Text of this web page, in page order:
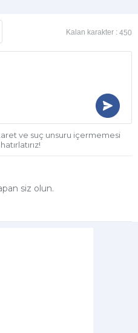
Kalan karakter : 450
ve suç unsuru içermemesi
siz olun.